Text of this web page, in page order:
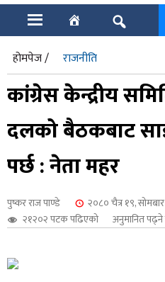
होमपेज / राजनीति
कांग्रेस केन्द्रीय
दलको बैठकबाट
पर्छ : नेता महर
पुष्कर राज पाण्डे
२०८० चैत्र १९,
२१२०२ पटक पढिएको
अनुमानित